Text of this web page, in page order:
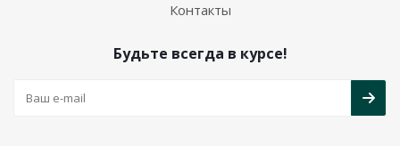
Контакты
Будьте всегда в курсе!